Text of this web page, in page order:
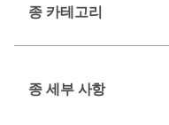
종 카테고리
종 세부 사항